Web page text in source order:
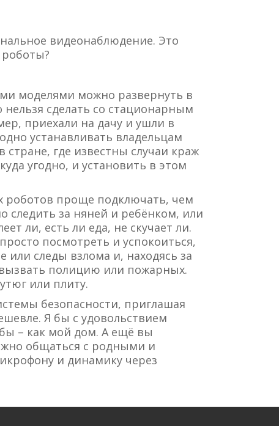
видеонаблюдение. Это
моделями можно развернуть в
сделать со стационарным
приехали на дачу и ушли в
устанавливать владельцам
где известны случаи краж
угодно, и установить в этом
роботов проще подключать, чем
за няней и ребёнком, или
ли, есть ли еда, не скучает ли.
посмотреть и успокоиться,
следы взлома и, находясь за
полицию или пожарных.
или плиту.
безопасности, приглашая
Я бы с удовольствием
– как мой дом. А ещё вы
общаться с родными и
и динамику через